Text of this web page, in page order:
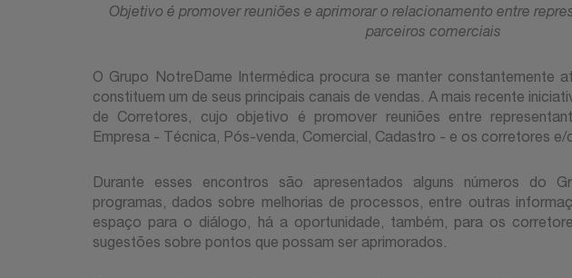
Objetivo é promover reuniões e aprimorar o relacionamento entre
parceiros comerciais
O Grupo NotreDame Intermédica procura se manter constantemente
constituem um de seus principais canais de vendas. A mais recente
de Corretores, cujo objetivo é promover reuniões entre
Empresa - Técnica, Pós-venda, Comercial, Cadastro - e os corretores e/
Durante esses encontros são apresentados alguns números do
programas, dados sobre melhorias de processos, entre outras
espaço para o diálogo, há a oportunidade, também, para os
sugestões sobre pontos que possam ser aprimorados.